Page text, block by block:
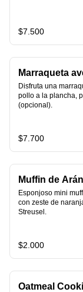
$7.500
Marraqueta
Disfruta una
pollo a la plancha,
(opcional).
$7.700
Muffin de
Esponjoso mini
con zeste de
Streusel.
$2.000
Oatmeal